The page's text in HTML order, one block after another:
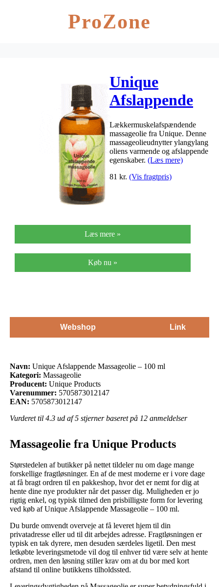
ProZone
Unique
Afslappende
Massageolie –
100 ml
Lækkermuskelafspændende
massageolie fra Unique. Denne
massageolieudnytter ylangylang
oliens varmende og afslappende
egenskaber. (Læs mere)
81 kr. (Vis fragtpris)
Læs mere »
Køb nu »
Webshop Link
Navn: Unique Afslappende Massageolie – 100 ml
Kategori: Massageolie
Producent: Unique Products
Varenummer: 5705873012147
EAN: 5705873012147
Vurderet til 4.3 ud af 5 stjerner baseret på 12 anmeldelser
Massageolie fra Unique Products
Størstedelen af butikker på nettet tildeler nu om dage mange
forskellige fragtløsninger. En af de mest moderne er i vore dage
at få bragt ordren til en pakkeshop, hvor det er nemt for dig at
hente dine nye produkter når det passer dig. Muligheden er jo
rigtig enkel, og typisk tilmed den prisbilligste form for levering
ved køb af Unique Afslappende Massageolie – 100 ml.
Du burde omvendt overveje at få leveret hjem til din
privatadresse eller ud til dit arbejdes adresse. Fragtløsningen er
typisk en tak dyrere, men desuden særdeles ligetil. Den mest
letkøbte leveringsmetode vil dog til enhver tid være selv at hente
ordren, men den løsning stiller krav om at du bor med kort
afstand til online butikkens tilholdssted.